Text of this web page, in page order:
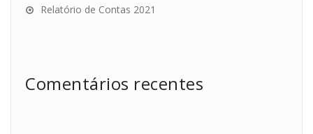
Relatório de Contas 2021
Comentários recentes